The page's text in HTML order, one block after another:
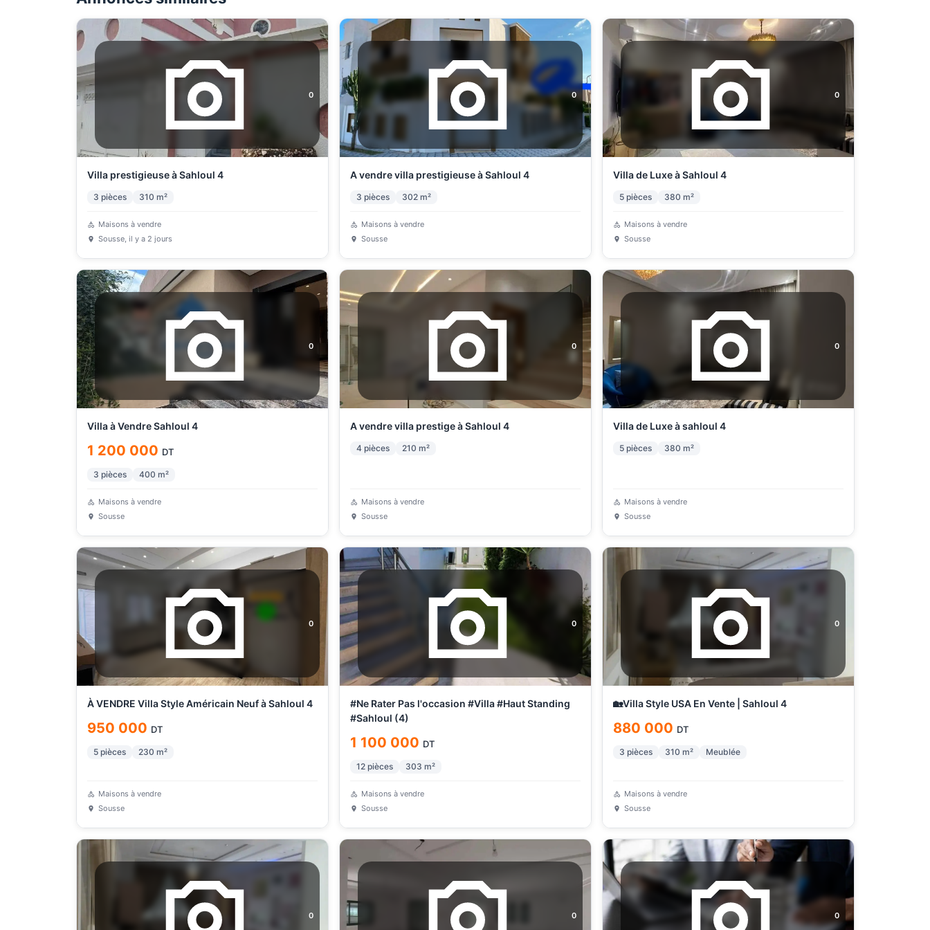
0
Villa prestigieuse à Sahloul 4
3 pièces 310 m²
Maisons à vendre
Sousse, il y a 2 jours
0
A vendre villa prestigieuse à Sahloul 4
3 pièces 302m²
Maisons à vendre
Sousse
0
Villa de Luxe à Sahloul 4
5 pièces 380 m²
Maisons à vendre
Sousse
0
Villa à Vendre Sahloul 4
1 200 000 DT
3 pièces 400 m²
Maisons à vendre
Sousse
0
A vendre villa prestige à Sahloul 4
4 pièces 210 m²
Maisons à vendre
Sousse
0
Villa de Luxe à sahloul 4
5 pièces 380 m²
Maisons à vendre
Sousse
0
À VENDRE Villa Style Américain Neuf à Sahloul 4
950 000 DT
5 pièces 230 m²
Maisons à vendre
Sousse
0
#Ne Rater Pas l'occasion #Villa #Haut Standing
#Sahloul (4)
1 100 000 DT
12 pièces 303 m²
Maisons à vendre
Sousse
0
🏡Villa Style USA En Vente | Sahloul 4
880 000 DT
3 pièces 310 m² Meublée
Maisons à vendre
Sousse
0 0 0